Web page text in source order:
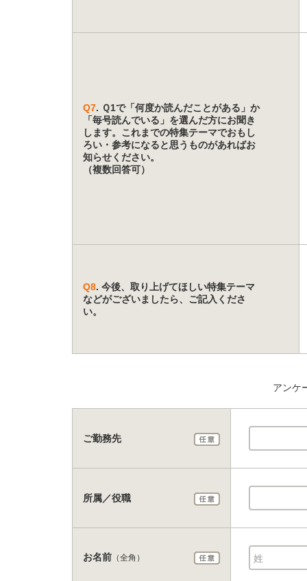
Q7. Ｑ1で「何度か読んだことがある」か
「毎号読んでいる」を選んだ方にお聞き
します。これまでの特集テーマでおもし
ろい・参考になると思うものがあればお
知らせください。
（複数回答可）
Q8. 今後、取り上げてほしい特集テーマ
などがございましたら、ご記入くださ
い。
アンケ
ご勤務先
所属／役職
お名前 （全角） 姓